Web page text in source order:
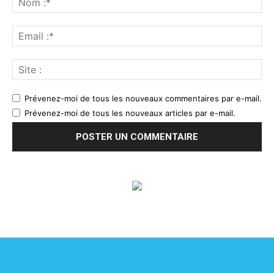
Prévenez-moi de tous les nouveaux commentaires par e-mail.
Prévenez-moi de tous les nouveaux articles par e-mail.